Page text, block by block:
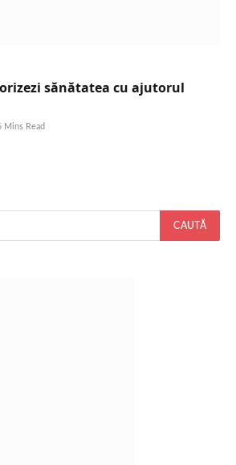
sănătatea cu ajutorul
Mins Read